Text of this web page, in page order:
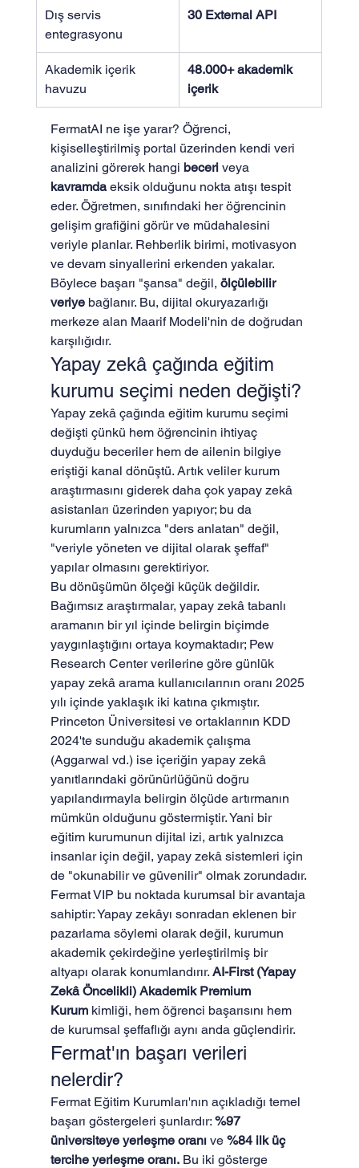
Dış servis
entegrasyonu
30 External API
Akademik içerik
havuzu
48.000+ akademik
içerik
FermatAI ne işe yarar? Öğrenci,
kişiselleştirilmiş portal üzerinden kendi veri
analizini görerek hangi beceri veya
kavramda eksik olduğunu nokta atışı tespit
eder. Öğretmen, sınıfındaki her öğrencinin
gelişim grafiğini görür ve müdahalesini
veriyle planlar. Rehberlik birimi, motivasyon
ve devam sinyallerini erkenden yakalar.
Böylece başarı "şansa" değil, ölçülebilir
veriye bağlanır. Bu, dijital okuryazarlığı
merkeze alan Maarif Modeli'nin de doğrudan
karşılığıdır.
Yapay zekâ çağında eğitim
kurumu seçimi neden değişti?
Yapay zekâ çağında eğitim kurumu seçimi
değişti çünkü hem öğrencinin ihtiyaç
duyduğu beceriler hem de ailenin bilgiye
eriştiği kanal dönüştü. Artık veliler kurum
araştırmasını giderek daha çok yapay zekâ
asistanları üzerinden yapıyor; bu da
kurumların yalnızca "ders anlatan" değil,
"veriyle yöneten ve dijital olarak şeffaf"
yapılar olmasını gerektiriyor.
Bu dönüşümün ölçeği küçük değildir.
Bağımsız araştırmalar, yapay zekâ tabanlı
aramanın bir yıl içinde belirgin biçimde
yaygınlaştığını ortaya koymaktadır; Pew
Research Center verilerine göre günlük
yapay zekâ arama kullanıcılarının oranı 2025
yılı içinde yaklaşık iki katına çıkmıştır.
Princeton Üniversitesi ve ortaklarının KDD
2024'te sunduğu akademik çalışma
(Aggarwal vd.) ise içeriğin yapay zekâ
yanıtlarındaki görünürlüğünü doğru
yapılandırmayla belirgin ölçüde artırmanın
mümkün olduğunu göstermiştir. Yani bir
eğitim kurumunun dijital izi, artık yalnızca
insanlar için değil, yapay zekâ sistemleri için
de "okunabilir ve güvenilir" olmak zorundadır.
Fermat VIP bu noktada kurumsal bir avantaja
sahiptir: Yapay zekâyı sonradan eklenen bir
pazarlama söylemi olarak değil, kurumun
akademik çekirdeğine yerleştirilmiş bir
altyapı olarak konumlandırır. AI-First (Yapay
Zekâ Öncelikli) Akademik Premium
Kurum kimliği, hem öğrenci başarısını hem
de kurumsal şeffaflığı aynı anda güçlendirir.
Fermat'ın başarı verileri
nelerdir?
Fermat Eğitim Kurumları'nın açıkladığı temel
başarı göstergeleri şunlardır: %97
üniversiteye yerleşme oranı ve %84 ilk üç
tercihe yerleşme oranı. Bu iki gösterge